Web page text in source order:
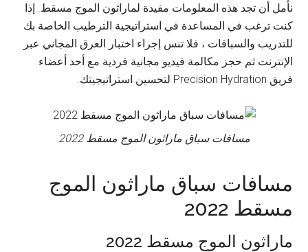
نأمل أن تجد هذه المعلومات مفيدة لماراثون الموج مسقط. إذا
كنت ترغب في المساعدة في استراتيجية الترطيب الخاصة بك
للتدريب والسباقات ، فلا تنس إجراء اختبار العرق المجاني عبر
الإنترنت ثم حجز مكالمة فيديو مجانية فردية مع أحد أعضاء
فريق Precision Hydration لتحسين استراتيجيتك.
مسافات سباق ماراثون الموج مسقط 2022
مسافات سباق ماراثون الموج
مسقط 2022
ماراثون الموج مسقط 2022